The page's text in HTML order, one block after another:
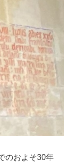
のおよそ30年